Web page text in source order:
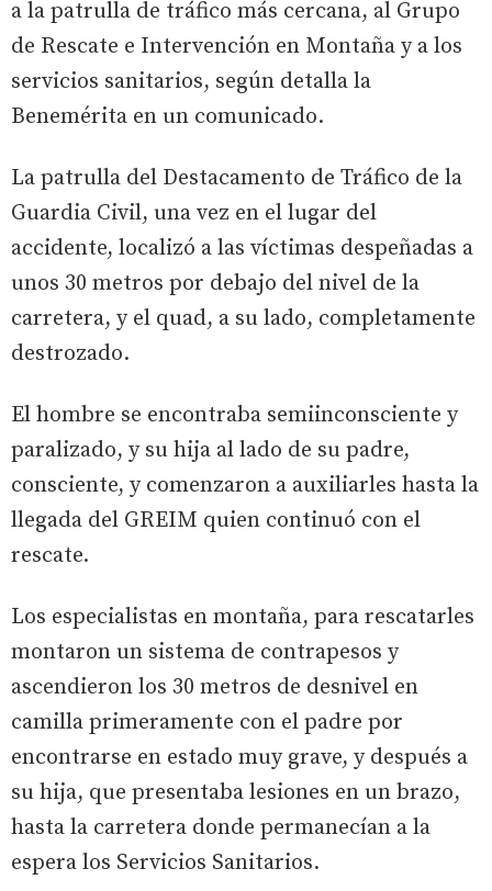
a la patrulla de tráfico más cercana, al Grupo
de Rescate e Intervención en Montaña y a los
servicios sanitarios, según detalla la
Benemérita en un comunicado.
La patrulla del Destacamento de Tráfico de la
Guardia Civil, una vez en el lugar del
accidente, localizó a las víctimas despeñadas a
unos 30 metros por debajo del nivel de la
carretera, y el quad, a su lado, completamente
destrozado.
El hombre se encontraba semiinconsciente y
paralizado, y su hija al lado de su padre,
consciente, y comenzaron a auxiliarles hasta la
llegada del GREIM quien continuó con el
rescate.
Los especialistas en montaña, para rescatarles
montaron un sistema de contrapesos y
ascendieron los 30 metros de desnivel en
camilla primeramente con el padre por
encontrarse en estado muy grave, y después a
su hija, que presentaba lesiones en un brazo,
hasta la carretera donde permanecían a la
espera los Servicios Sanitarios.